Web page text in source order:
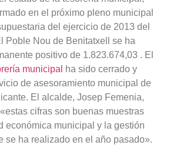
en el próximo pleno municipal
del ejercicio de 2013 del
Poble Nou de Benitatxell se ha
positivo de 1.823.674,03 . El
municipal
ha sido cerrado y
de asesoramiento municipal de
El alcalde, Josep Femenia,
cifras son buenas muestras
económica municipal y la gestión
se ha realizado en el año pasado».